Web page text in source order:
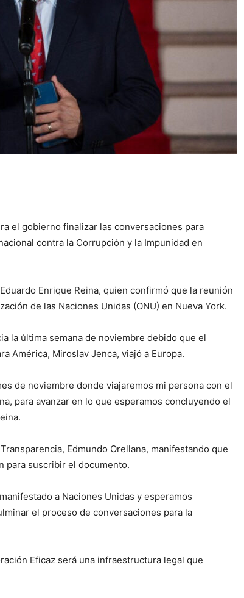
el gobierno finalizar las conversaciones para
contra la Corrupción y la Impunidad en
Enrique Reina, quien confirmó que la reunión
de las Naciones Unidas (ONU) en Nueva York.
la última semana de noviembre debido que el
América, Miroslav Jenca, viajó a Europa.
de noviembre donde viajaremos mi persona con el
para avanzar en lo que esperamos concluyendo el
Edmundo Orellana, manifestando que
para suscribir el documento.
a Naciones Unidas y esperamos
el proceso de conversaciones para la
Eficaz será una infraestructura legal que